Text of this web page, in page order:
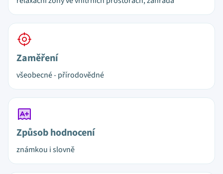
Zaměření
všeobecné - přírodovědné
Způsob hodnocení
známkou i slovně